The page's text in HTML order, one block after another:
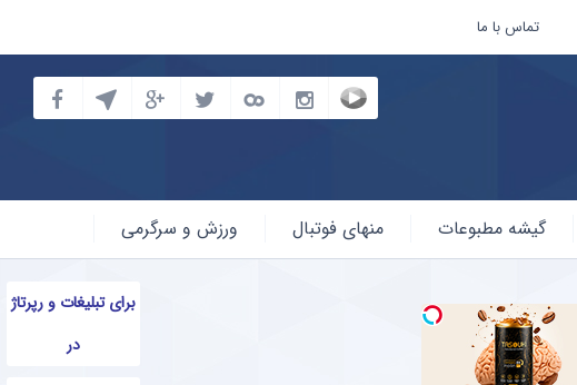
تماس با ما
گیشه مطبوعات منهای فوتبال ورزش و سرگرمی
برای تبلیغات و رپرتاژ
در